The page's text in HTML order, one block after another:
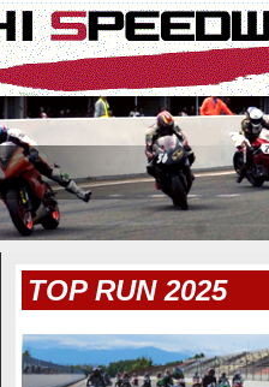
TOP RUN 2025